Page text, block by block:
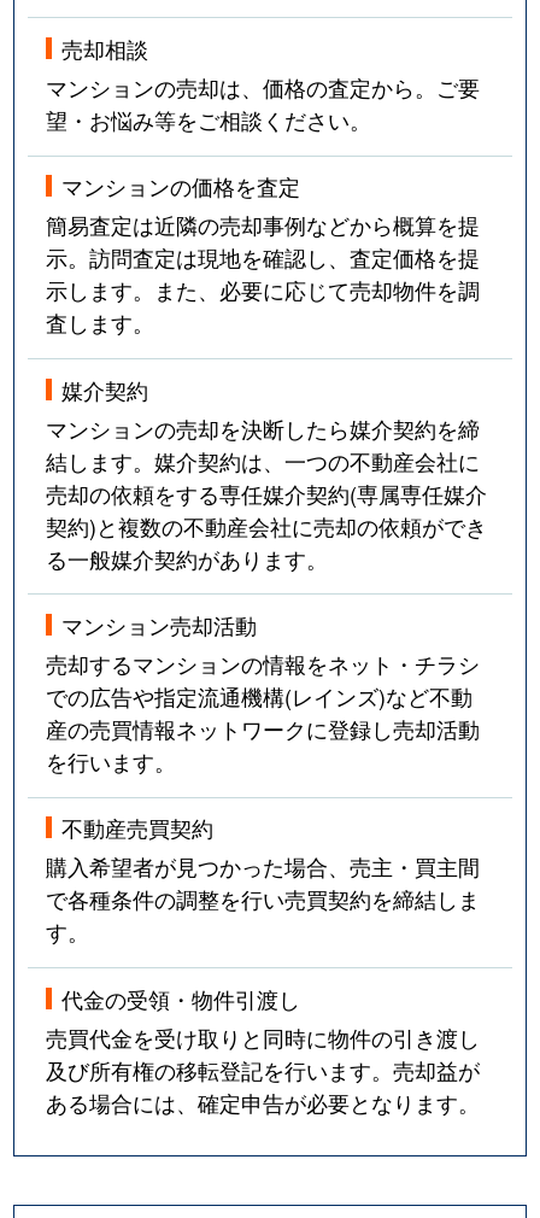
売却相談
マンションの売却は、価格の査定から。ご要
望・お悩み等をご相談ください。
マンションの価格を査定
簡易査定は近隣の売却事例などから概算を提
示。訪問査定は現地を確認し、査定価格を提
示します。また、必要に応じて売却物件を調
査します。
媒介契約
マンションの売却を決断したら媒介契約を締
結します。媒介契約は、一つの不動産会社に
売却の依頼をする専任媒介契約(専属専任媒介
契約)と複数の不動産会社に売却の依頼ができ
る一般媒介契約があります。
マンション売却活動
売却するマンションの情報をネット・チラシ
での広告や指定流通機構(レインズ)など不動
産の売買情報ネットワークに登録し売却活動
を行います。
不動産売買契約
購入希望者が見つかった場合、売主・買主間
で各種条件の調整を行い売買契約を締結しま
す。
代金の受領・物件引渡し
売買代金を受け取りと同時に物件の引き渡し
及び所有権の移転登記を行います。売却益が
ある場合には、確定申告が必要となります。